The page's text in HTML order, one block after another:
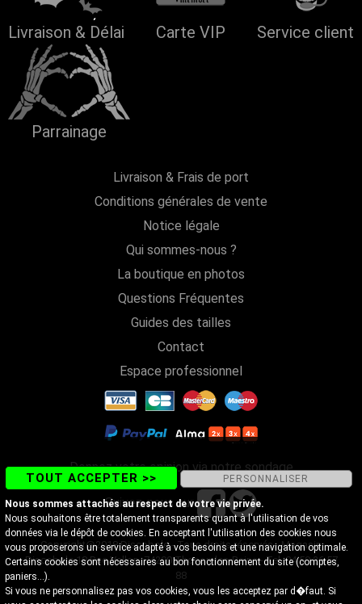
Livraison & Délai Carte VIP Service client
Parrainage
Livraison & Frais de port
Conditions générales de vente
Notice légale
Qui sommes-nous ?
La boutique en photos
Questions Fréquentes
Guides des tailles
Contact
Espace professionnel
Donnez votre opinion via notre sondage
Suivez-nous sur
Copyright@2018 Discobole - Tous droits réservés - Magasin
Discobole 18 Rue Vallon, 74200 Thonon-les-Bains - Tel. 04 50 26 57
88
TOUT ACCEPTER >> PERSONNALISER
Nous sommes attachés au respect de votre vie privée.
Nous souhaitons être totalement transparents quant à l'utilisation de vos
données via le dépôt de cookies. En acceptant l'utilisation des cookies nous
vous proposerons un service adapté à vos besoins et une navigation optimale.
Certains cookies sont nécessaires au bon fonctionnement du site (comptes,
paniers...).
Si vous ne personnalisez pas vos cookies, vous les acceptez par d�faut. Si